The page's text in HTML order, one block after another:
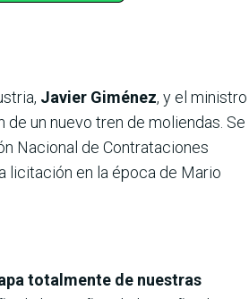
Javier Giménez, y el ministro
un nuevo tren de moliendas. Se
Nacional de Contrataciones
licitación en la época de Mario
totalmente de nuestras